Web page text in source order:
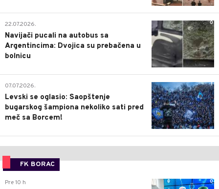
0
22.07.2026.
Navijači pucali na autobus sa
Argentincima: Dvojica su prebačena u
bolnicu
1
07.07.2026.
Levski se oglasio: Saopštenje
bugarskog šampiona nekoliko sati pred
meč sa Borcem!
FK BORAC
0
Pre 10 h